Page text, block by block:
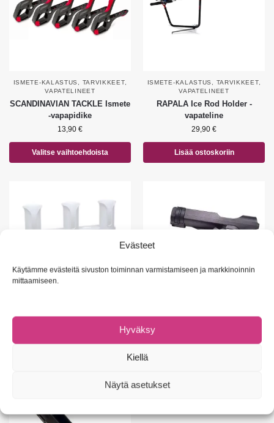
Evästeet
Käytämme evästeitä sivuston toiminnan varmistamiseen ja markkinoinnin
mittaamiseen.
Hyväksy
Kiellä
Näytä asetukset
ISMETE-KALASTUS TARVIKKEET,
VAPATELINEET
SCANDINAVIAN TACKLE Ismete
-vapapidike
13,90 €
Valitse vaihtoehdoista
ISMETE-KALASTUS TARVIKKEET,
VAPATELINEET
RAPALA Ice Rod Holder -
vapateline
29,90 €
Lisää ostoskoriin
PATRIOT Combo Vapateline